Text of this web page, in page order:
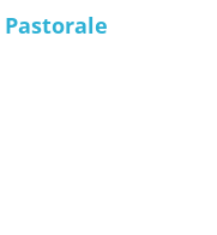
Pastorale